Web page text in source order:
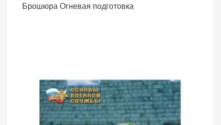
Брошюра Огневая подготовка